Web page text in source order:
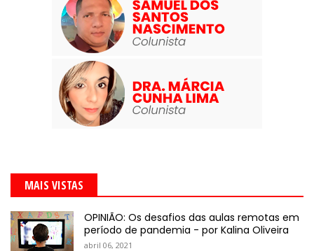
MAIS VISTAS
OPINIÃO: Os desafios das aulas remotas em
período de pandemia - por Kalina Oliveira
abril 06, 2021